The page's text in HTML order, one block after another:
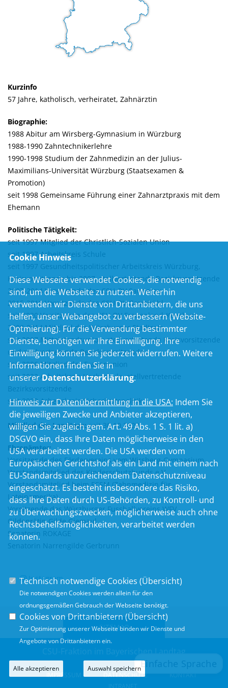
Kurzinfo
57 Jahre, katholisch, verheiratet, Zahnärztin
Biographie:
1988 Abitur am Wirsberg-Gymnasium in Würzburg
1988-1990 Zahntechnikerlehre
1990-1998 Studium der Zahnmedizin an der Julius-
Maximilians-Universität Würzburg (Staatsexamen &
Promotion)
seit 1998 Gemeinsame Führung einer Zahnarztpraxis mit dem
Ehemann
Politische Tätigkeit:
seit 1997 Mitglied der Christlich-Sozialen Union
seit 1997 Arbeitskreis Schule
seit 1997 Gesundheitspolitischer Arbeitskreis Würzburg,
Kreisvorsitzende bis 2007, stellvertretende Bezirksvorsitzende
2007-2014 Vorsitzende des CSU OV Sanderau
2015-2018 Vorsitzende des CSU OV Grombühl
seit 2020 Vorsitzende des CSU OV Frauenland-Keesburg
2008-2014 Mitglied des Würzburger Stadtrats
seit 2007 Mittelstandsunion: stellvertretende Kreisvorsitzende
und stellvertretende Bezirksvorsitzende
seit 2006 Mitglied der Frauenunion
seit 2022 Arbeitskreis Hochschule, stellvertretende
Bezirksvorsitzende
seit 2023 Arbeitskreis Sicherheitspolitik
Mitglied des Landtags:seit 30.10.2023
Ehrenämter:
Vorsitzende des Fördervereins vom Wirsberg-Gymnasium
Vorstandsmitglied des Kinderschutzbunds e.V.
Vorstandsmitglied beim FCSM (Zahnmedizin für
Lateinamerika)
Vorsitzende des Würzburger Fussballvereins WFV
Gildenrätin Gilde Giemaul
Senatorin ROKAGE
Senatorin Narrengilde Gerbrunn
Instagram
SITEMAP
CSU-Fraktion im Bayerischen Landtag
IMPRESSUM DATENSCHUTZ
KONTAKT
INTRANET
Cookie Hinweis
Diese Webseite verwendet Cookies, die notwendig
sind, um die Webseite zu nutzen. Weiterhin
verwenden wir Dienste von Drittanbietern, die uns
helfen, unser Webangebot zu verbessern (Website-
Optmierung). Für die Verwendung bestimmter
Dienste, benötigen wir Ihre Einwilligung. Ihre
Einwilligung können Sie jederzeit widerrufen. Weitere
Informationen finden Sie in
unsererDatenschutzerklärung.
Hinweis zur Datenübermittlung in die USA: Indem Sie
die jeweiligen Zwecke und Anbieter akzeptieren,
willigen Sie zugleich gem. Art. 49 Abs. 1 S. 1 lit. a)
DSGVO ein, dass Ihre Daten möglicherweise in den
USA verarbeitet werden. Die USA werden vom
Europäischen Gerichtshof als ein Land mit einem nach
EU-Standards unzureichendem Datenschutzniveau
eingeschätzt. Es besteht insbesondere das Risiko,
dass Ihre Daten durch US-Behörden, zu Kontroll- und
zu Überwachungszwecken, möglicherweise auch ohne
Rechtsbehelfsmöglichkeiten, verarbeitet werden
können.
Technisch notwendige Cookies (Übersicht)
Die notwendigen Cookies werden allein für den
ordnungsgemäßen Gebrauch der Webseite benötigt.
Cookies von Drittanbietern (Übersicht)
Zur Optimierung unserer Webseite binden wir Dienste und
Angebote von Drittanbietern ein.
Alle akzeptieren Auswahl speichern